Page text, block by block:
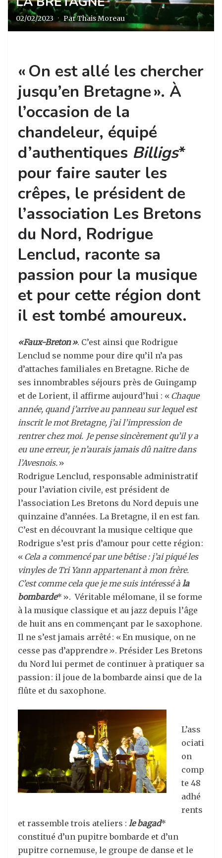
02/02/2023 · Par Thais Moreau
« On est allé les chercher
jusqu’en Bretagne ». À
l’occasion de la
chandeleur, équipé
d’authentiques Billigs*
pour faire sauter les
crêpes, le président de
l’association Les Bretons
du Nord, Rodrigue
Lenclud, raconte sa
passion pour la musique
et pour cette région dont
il est tombé amoureux.
«Faux-Breton». C’est ainsi que Rodrigue
Lenclud se nomme pour dire qu’il n’a pas
d’attaches familiales en Bretagne. Riche de
ses innombrables séjours près de Guingamp
et de Lorient, il affirme aujourd’hui : « Chaque
année, quand j’arrive au panneau sur lequel est
inscrit le mot Bretagne, j’ai l’impression de
rentrer chez moi. Je pense sincèrement qu’il y a
eu une erreur, je n’aurais jamais dû naitre dans
l’Avesnois.»
Rodrigue Lenclud, responsable administratif
pour l’aviation civile, est président de
l’association Les Bretons du Nord depuis une
quinzaine d’années. La Bretagne, il en est fan.
C’est en découvrant la musique celtique que
Rodrigue s’est pris d’amour pour cette région :
« Cela a commencé par une bêtise : j’ai piqué les
vinyles de Tri Yann appartenant à mon frère.
C’est comme cela que je me suis intéressé à la
bombarde* ». Véritable mélomane, il se forme
à la musique classique et au jazz depuis l’âge
de huit ans en commençant par le saxophone.
Il ne s’est jamais arrêté : « En musique, on ne
cesse pas d’apprendre ». Présider Les Bretons
du Nord lui permet de continuer à pratiquer sa
passion : il joue de la bombarde ainsi que de la
flûte et du saxophone.
L’ass
ociati
on
comp
te 48
adhé
rents
et rassemble trois ateliers : le bagad*
constitué d’un pupitre bombarde et d’un
pupitre cornemuse, le groupe de danse et le